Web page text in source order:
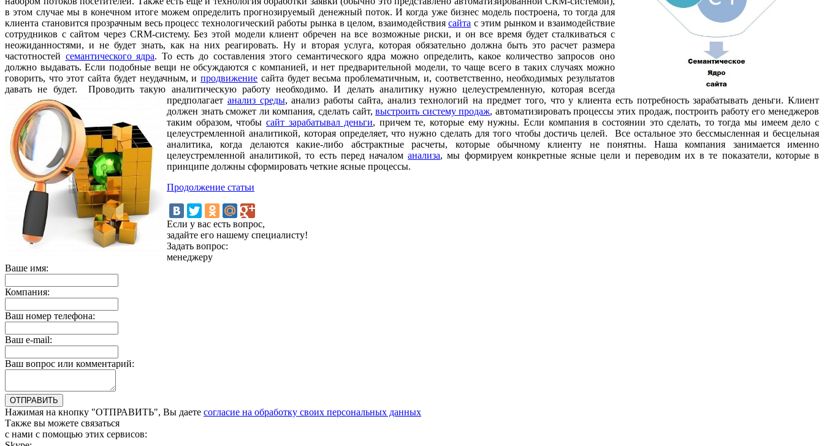
в этом случае мы в конечном итоге можем определить прогнозируемый денежный поток. И когда уже бизнес модель построена, то тогда для
клиента становится прозрачным весь процесс технологический работы рынка в целом, взаимодействиясайта с этим рынком и взаимодействие
сотрудников с сайтом через CRM-систему. Без этой модели клиент обречен на все возможные риски, и он все время будет сталкиваться с
неожиданностями, и не будет знать, как на них реагировать. Ну и вторая услуга, которая обязательно должна быть это расчет размера
частотностей семантического ядра. То есть до составления этого семантического ядра можно определить, какое количество запросов оно
должно выдавать. Если подобные вещи не обсуждаются с компанией, и нет предварительной модели, то чаще всего в таких случаях можно
говорить, что этот сайта будет неудачным, ипродвижение сайта будет весьма проблематичным, и, соответственно, необходимых результатов
давать не будет. Проводить такую аналитическую работу необходимо. И делать аналитику нужно целеустремленную, которая всегда
предполагает анализ среды, анализ работы сайта, анализ технологий на предмет того, что у клиента есть потребность зарабатывать деньги. Клиент
должен знать сможет ли компания, сделать сайт,выстроить систему продаж, автоматизировать процессы этих продаж, построить работу его менеджеров
таким образом, чтобы сайт зарабатывал деньги, причем те, которые ему нужны. Если компания в состоянии это сделать, то тогда мы имеем дело с
целеустремленной аналитикой, которая определяет, что нужно сделать для того чтобы достичь целей. Все остальное это бессмысленная и бесцельная
аналитика, когда делаются какие-либо абстрактные расчеты, которые обычному клиенту не понятны. Наша компания занимается именно
целеустремленной аналитикой, то есть перед началоманализа, мы формируем конкретные ясные цели и переводим их в те показатели, которые в
принципе должны сформировать четкие ясные процессы.
Продолжение статьи
Если у вас есть вопрос,
задайте его нашему специалисту!
Задать вопрос:
менеджеру
Ваше имя:
Компания:
Ваш номер телефона:
Ваш e-mail:
Ваш вопрос или комментарий:
Нажимая на кнопку "ОТПРАВИТЬ", Вы даете согласие на обработку своих персональных данных
Также вы можете связаться
с нами с помощью этих сервисов: